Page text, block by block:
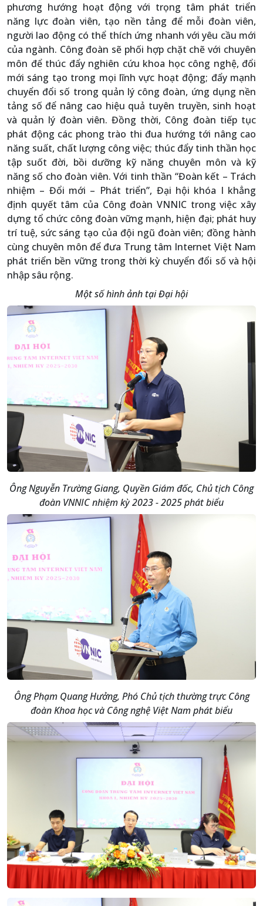
phương hướng hoạt động với trọng tâm phát triển
năng lực đoàn viên, tạo nền tảng để mỗi đoàn viên,
người lao động có thể thích ứng nhanh với yêu cầu mới
của ngành. Công đoàn sẽ phối hợp chặt chẽ với chuyên
môn để thúc đẩy nghiên cứu khoa học công nghệ, đổi
mới sáng tạo trong mọi lĩnh vực hoạt động; đẩy mạnh
chuyển đổi số trong quản lý công đoàn, ứng dụng nền
tảng số để nâng cao hiệu quả tuyên truyền, sinh hoạt
và quản lý đoàn viên. Đồng thời, Công đoàn tiếp tục
phát động các phong trào thi đua hướng tới nâng cao
năng suất, chất lượng công việc; thúc đẩy tinh thần học
tập suốt đời, bồi dưỡng kỹ năng chuyên môn và kỹ
năng số cho đoàn viên. Với tinh thần “Đoàn kết – Trách
nhiệm – Đổi mới – Phát triển”, Đại hội khóa I khẳng
định quyết tâm của Công đoàn VNNIC trong việc xây
dựng tổ chức công đoàn vững mạnh, hiện đại; phát huy
trí tuệ, sức sáng tạo của đội ngũ đoàn viên; đồng hành
cùng chuyên môn để đưa Trung tâm Internet Việt Nam
phát triển bền vững trong thời kỳ chuyển đổi số và hội
nhập sâu rộng.
Một số hình ảnh tại Đại hội
Ông Nguyễn Trường Giang, Quyền Giám đốc, Chủ tịch Công
đoàn VNNIC nhiệm kỳ 2023 - 2025 phát biểu
Ông Phạm Quang Hưởng, Phó Chủ tịch thường trực Công
đoàn Khoa học và Công nghệ Việt Nam phát biểu